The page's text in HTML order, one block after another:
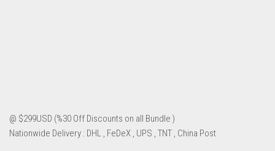
@ $299USD (%30 Off Discounts on all Bundle )
Nationwide Delivery : DHL , FeDeX , UPS , TNT , China Post